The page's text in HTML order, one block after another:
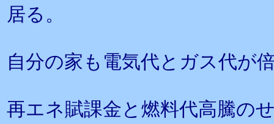
居る。
自分の家も電気代とガス代が
再エネ賦課金と燃料代高騰の